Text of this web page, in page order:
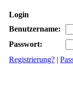
Login
Benutzername:
Passwort:
Registrierung? |